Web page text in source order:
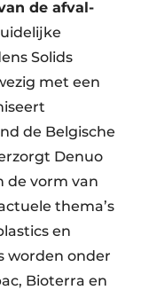
de afval-
Solids
met een
de Belgische
Denuo
de vorm van
thema’s
en
worden onder
Bioterra en